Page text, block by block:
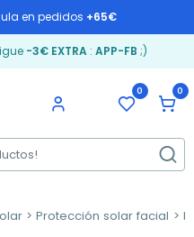
en pedidos +65€
-3€ EXTRA: APP-FB ;)
0 0
Protección solar facial